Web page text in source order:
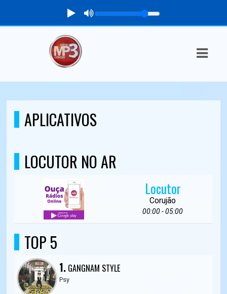
APLICATIVOS
LOCUTOR NO AR
Locutor
Corujão
00:00 - 05:00
TOP 5
1. GANGNAM STYLE
Psy